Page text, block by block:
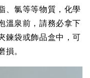
、氯等等物質，化學
溫泉前，請務必拿下
鍊袋或飾品盒中，可
損。